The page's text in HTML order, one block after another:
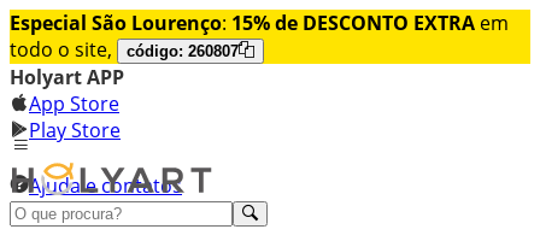
Especial São Lourenço: 15% de DESCONTO EXTRA em
todo o site,
código: 260807
Holyart APP
App Store
Play Store
Ajuda e contatos
Conheça premium